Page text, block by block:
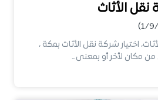
الأثاث
اختيار شركة نقل الأثاث بمكة ،
من مكان لأخر أو بمعنى…